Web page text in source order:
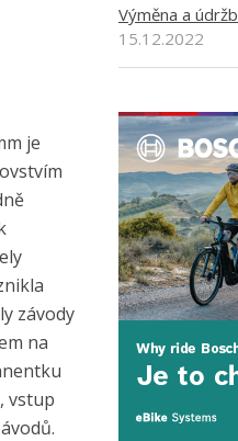
je
závody
na
vstup
Výměna a
15.12.2022